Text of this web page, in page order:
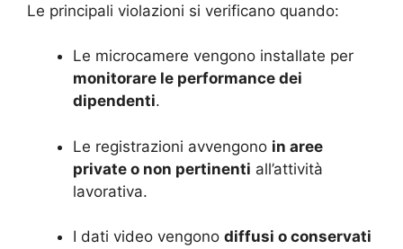
Le principali violazioni si verificano quando:
Le microcamere vengono installate per
monitorare le performance dei
dipendenti.
Le registrazioni avvengono in aree
private o non pertinenti all’attività
lavorativa.
I dati video vengono diffusi o conservati